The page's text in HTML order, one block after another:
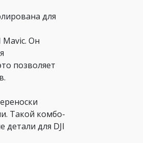
для
Mavic. Он
позволяет
Такой комбо-
для DJI